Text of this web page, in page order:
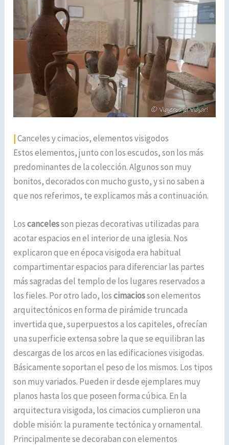
|Canceles y cimacios, elementos visigodos
Estos elementos, junto con los escudos, son los más
predominantes de la colección. Algunos son muy
bonitos, decorados con mucho gusto, y si no saben a
que nos referimos, te explicamos más a continuación.
Loscancelesson piezas decorativas utilizadas para
acotar espacios en el interior de una iglesia. Nos
explicaron que en época visigoda era habitual
compartimentar espacios para diferenciar las partes
más sagradas del templo de los lugares reservados a
los fieles. Por otro lado, loscimaciosson elementos
arquitectónicos en forma de pirámide truncada
invertida que, superpuestos a los capiteles, ofrecían
una superficie extensa sobre la que se equilibran las
descargas de los arcos en las edificaciones visigodas.
Básicamente soportan el peso de los mismos. Los tipos
son muy variados. Pueden ir desde ejemplares muy
planos hasta los que poseen forma cúbica. En la
arquitectura visigoda, los cimacios cumplieron una
doble misión: la puramente tectónica y ornamental.
Principalmente se decoraban con elementos